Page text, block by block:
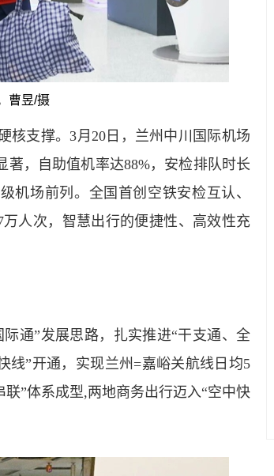
曹昱/摄
核支撑。3月20日 ，兰州中川国际机场
著，自助值机率达88%，安检排队时长
机场前列。全国首创空铁安检互认、
人次，智慧出行的便捷性、高效性充
通”发展思路，扎实推进“干支通、全
线”开通 ， 实现兰州 =嘉峪关航线日均5
联”体系成型,两地商务出行迈入“空中快